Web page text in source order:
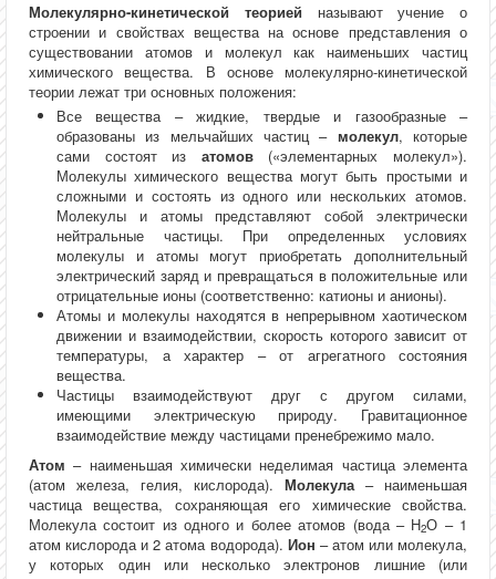
Молекулярно-кинетической теорией называют учение о
строении и свойствах вещества на основе представления о
существовании атомов и молекул как наименьших частиц
химического вещества. В основе молекулярно-кинетической
теории лежат три основных положения:
Все вещества – жидкие, твердые и газообразные –
образованы из мельчайших частиц – молекул, которые
сами состоят из атомов(«элементарных молекул»).
Молекулы химического вещества могут быть простыми и
сложными и состоять из одного или нескольких атомов.
Молекулы и атомы представляют собой электрически
нейтральные частицы. При определенных условиях
молекулы и атомы могут приобретать дополнительный
электрический заряд и превращаться в положительные или
отрицательные ионы (соответственно: катионы и анионы).
Атомы и молекулы находятся в непрерывном хаотическом
движении и взаимодействии, скорость которого зависит от
температуры, а характер – от агрегатного состояния
вещества.
Частицы взаимодействуют друг с другом силами,
имеющими электрическую природу. Гравитационное
взаимодействие между частицами пренебрежимо мало.
Атом – наименьшая химически неделимая частица элемента
(атом железа, гелия, кислорода). Молекула– наименьшая
частица вещества, сохраняющая его химические свойства.
Молекула состоит из одного и более атомов (вода – Н2О – 1
атом кислорода и 2 атома водорода). Ион – атом или молекула,
у которых один или несколько электронов лишние (или